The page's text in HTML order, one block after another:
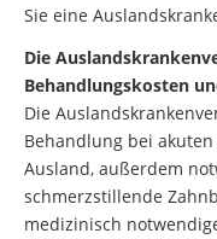
Sie eine
Die
Behandlungskosten
Die
Behandlung bei
Ausland, außerdem
schmerzstillende
medizinisch